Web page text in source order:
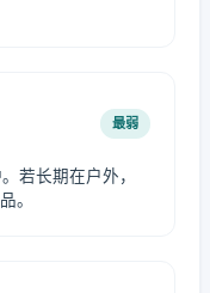
最弱
若长期在户外，
。